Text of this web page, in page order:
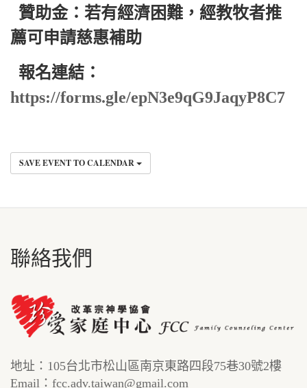
贊助金：若有經濟困難，經教牧者推
薦可申請慈惠補助
報名連結：
https://forms.gle/epN3e9qG9JaqyP8C7
SAVE EVENT TO CALENDAR
聯絡我們
地址：105台北市松山區南京東路四段75巷30號2樓
Email：fcc.adv.taiwan@gmail.com